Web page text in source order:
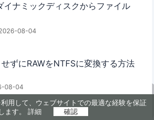
用して、ウェブサイトでの最適な経験を保証
します。 詳細 確認
ナミックディスクからファイル
08-04
ずにRAWをNTFSに変換する方法
08-04